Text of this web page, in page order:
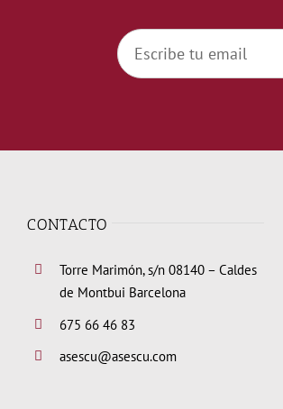
CONTACTO
Torre Marimón, s/n 08140 – Caldes
de Montbui Barcelona
675 66 46 83
asescu@asescu.com